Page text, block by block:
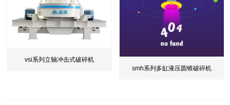
vsi系列立轴冲击式破碎机
smh系列多缸液压圆锥破碎机